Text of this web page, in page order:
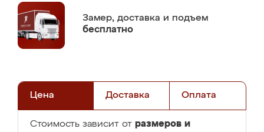
Замер, доставка и подъем
бесплатно
Цена Доставка Оплата
Стоимость зависит от размеров и